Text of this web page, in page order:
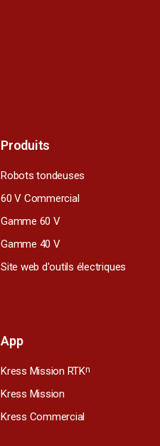
Produits
Robots tondeuses
60 V Commercial
Gamme 60 V
Gamme 40 V
Site web d'outils électriques
App
Kress Mission RTKn
Kress Mission
Kress Commercial